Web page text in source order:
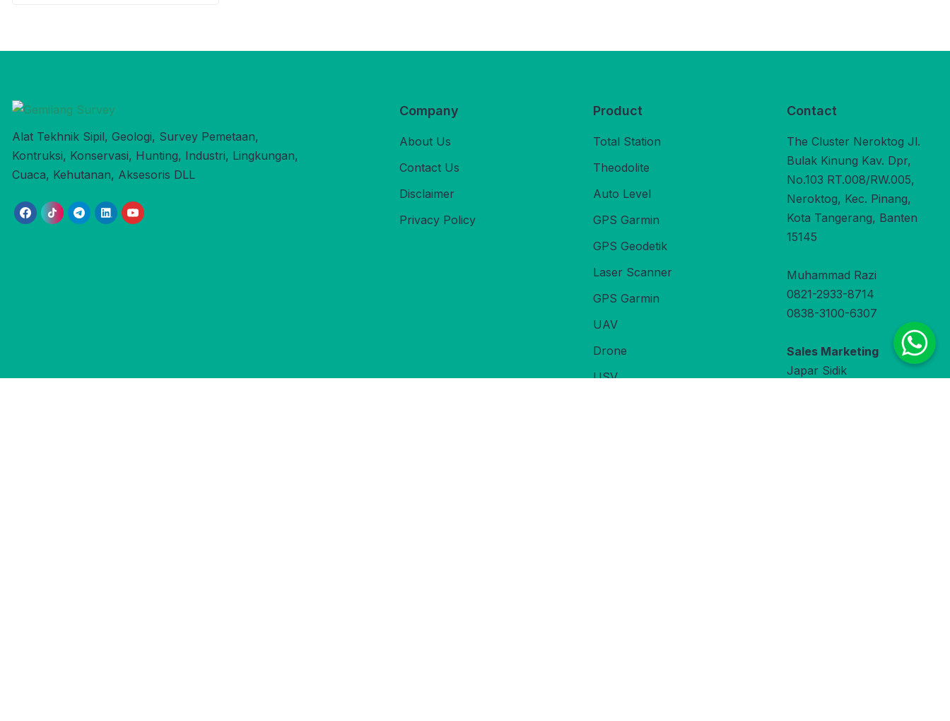
Alat Tekhnik Sipil, Geologi, Survey Pemetaan,
Kontruksi, Konservasi, Hunting, Industri, Lingkungan,
Cuaca, Kehutanan, Aksesoris DLL
Company
About Us
Contact Us
Disclaimer
Privacy Policy
Product
Total Station
Theodolite
Auto Level
GPS Garmin
GPS Geodetik
Laser Scanner
GPS Garmin
UAV
Drone
USV
Contact
The Cluster Neroktog Jl.
Bulak Kinung Kav. Dpr,
No.103 RT.008/RW.005,
Neroktog, Kec. Pinang,
Kota Tangerang, Banten
15145
Muhammad Razi
0821-2933-8714
0838-3100-6307
Sales Marketing
Japar Sidik